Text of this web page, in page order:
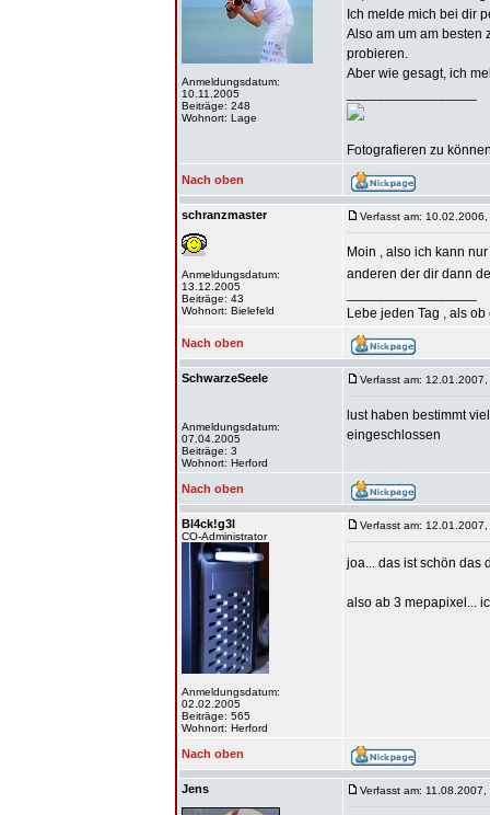
Anmeldungsdatum:
10.11.2005
Beiträge: 248
Wohnort: Lage
Ich melde mich bei dir
Also am um am besten
probieren.
Aber wie gesagt, ich
Fotografieren zu
Nach oben
schranzmaster
Anmeldungsdatum:
13.12.2005
Beiträge: 43
Wohnort: Bielefeld
Verfasst am:
Moin , also ich kann
anderen der dir dann
Lebe jeden Tag , als
Nach oben
SchwarzeSeele
Anmeldungsdatum:
07.04.2005
Beiträge: 3
Wohnort: Herford
Verfasst am:
lust haben bestimmt
eingeschlossen
Nach oben
Bl4ck!g3l
CO-Administrator
Anmeldungsdatum:
02.02.2005
Beiträge: 565
Wohnort: Herford
Verfasst am:
joa... das ist schön das
also ab 3 mepapixel...
Nach oben
Jens Verfasst am: 11.08.2007,